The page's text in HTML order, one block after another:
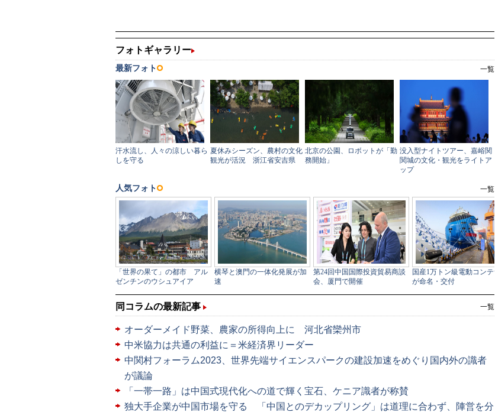
一覧
同コラムの最新記事
オーダーメイド野菜、農家の所得向上に 河北省欒州市
中米協力は共通の利益に＝米経済界リーダー
中関村フォーラム2023、世界先端サイエンスパークの建設加速をめぐり国内外の識者
が議論
「一帯一路」は中国式現代化への道で輝く宝石、ケニア識者が称賛
独大手企業が中国市場を守る 「中国とのデカップリング」は道理に合わず、陣営を分